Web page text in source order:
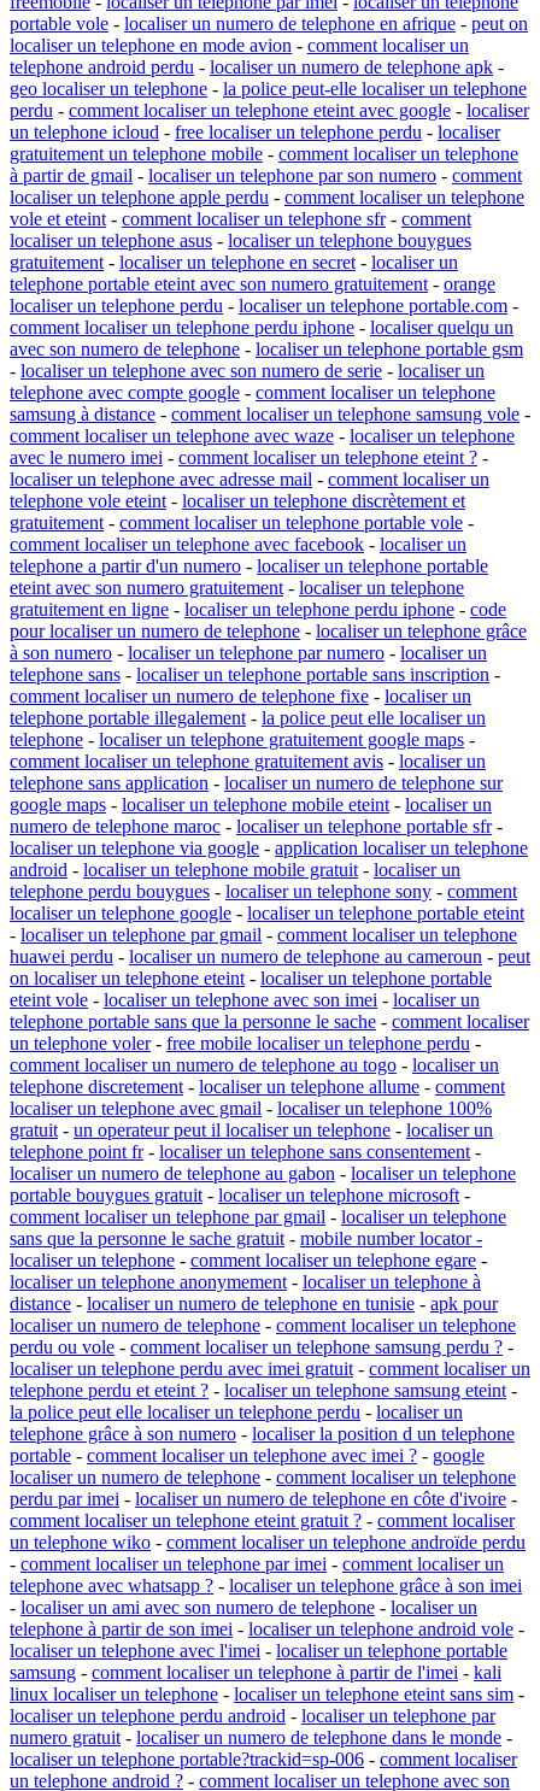
portable vole - localiser un numero de telephone en afrique - peut on
localiser un telephone en mode avion - comment localiser un
telephone android perdu - localiser un numero de telephone apk -
geo localiser un telephone - la police peut-elle localiser un telephone
perdu - comment localiser un telephone eteint avec google - localiser
un telephone icloud - free localiser un telephone perdu - localiser
gratuitement un telephone mobile - comment localiser un telephone
à partir de gmail - localiser un telephone par son numero - comment
localiser un telephone apple perdu - comment localiser un telephone
vole et eteint - comment localiser un telephone sfr- comment
localiser un telephone asus - localiser un telephone bouygues
gratuitement - localiser un telephone en secret - localiser un
telephone portable eteint avec son numero gratuitement - orange
localiser un telephone perdu - localiser un telephone portable.com -
comment localiser un telephone perdu iphone - localiser quelqu un
avec son numero de telephone - localiser un telephone portable gsm
- localiser un telephone avec son numero de serie - localiser un
telephone avec compte google - comment localiser un telephone
samsung à distance - comment localiser un telephone samsung vole -
comment localiser un telephone avec waze - localiser un telephone
avec le numero imei - comment localiser un telephone eteint ? -
localiser un telephone avec adresse mail - comment localiser un
telephone vole eteint - localiser un telephone discrètement et
gratuitement - comment localiser un telephone portable vole -
comment localiser un telephone avec facebook - localiser un
telephone a partir d'un numero - localiser un telephone portable
eteint avec son numero gratuitement - localiser un telephone
gratuitement en ligne - localiser un telephone perdu iphone - code
pour localiser un numero de telephone - localiser un telephone grâce
à son numero - localiser un telephone par numero - localiser un
telephone sans - localiser un telephone portable sans inscription -
comment localiser un numero de telephone fixe - localiser un
telephone portable illegalement - la police peut elle localiser un
telephone - localiser un telephone gratuitement google maps -
comment localiser un telephone gratuitement avis - localiser un
telephone sans application - localiser un numero de telephone sur
google maps - localiser un telephone mobile eteint - localiser un
numero de telephone maroc - localiser un telephone portable sfr-
localiser un telephone via google - application localiser un telephone
android - localiser un telephone mobile gratuit - localiser un
telephone perdu bouygues - localiser un telephone sony - comment
localiser un telephone google - localiser un telephone portable eteint
- localiser un telephone par gmail - comment localiser un telephone
huawei perdu - localiser un numero de telephone au cameroun - peut
on localiser un telephone eteint - localiser un telephone portable
eteint vole - localiser un telephone avec son imei - localiser un
telephone portable sans que la personne le sache - comment localiser
un telephone voler- free mobile localiser un telephone perdu -
comment localiser un numero de telephone au togo - localiser un
telephone discretement - localiser un telephone allume - comment
localiser un telephone avec gmail - localiser un telephone 100%
gratuit - un operateur peut il localiser un telephone - localiser un
telephone point fr- localiser un telephone sans consentement -
localiser un numero de telephone au gabon - localiser un telephone
portable bouygues gratuit - localiser un telephone microsoft -
comment localiser un telephone par gmail - localiser un telephone
sans que la personne le sache gratuit - mobile number locator -
localiser un telephone - comment localiser un telephone egare -
localiser un telephone anonymement - localiser un telephone à
distance - localiser un numero de telephone en tunisie - apk pour
localiser un numero de telephone - comment localiser un telephone
perdu ou vole - comment localiser un telephone samsung perdu ? -
localiser un telephone perdu avec imei gratuit - comment localiser un
telephone perdu et eteint ? - localiser un telephone samsung eteint -
la police peut elle localiser un telephone perdu - localiser un
telephone grâce à son numero - localiser la position d un telephone
portable - comment localiser un telephone avec imei ? - google
localiser un numero de telephone - comment localiser un telephone
perdu par imei - localiser un numero de telephone en côte d'ivoire -
comment localiser un telephone eteint gratuit ? - comment localiser
un telephone wiko - comment localiser un telephone androïde perdu
- comment localiser un telephone par imei - comment localiser un
telephone avec whatsapp ? - localiser un telephone grâce à son imei
- localiser un ami avec son numero de telephone - localiser un
telephone à partir de son imei - localiser un telephone android vole -
localiser un telephone avec l'imei - localiser un telephone portable
samsung - comment localiser un telephone à partir de l'imei - kali
linux localiser un telephone - localiser un telephone eteint sans sim -
localiser un telephone perdu android - localiser un telephone par
numero gratuit - localiser un numero de telephone dans le monde -
localiser un telephone portable?trackid=sp-006 - comment localiser
un telephone android ? - comment localiser un telephone avec son